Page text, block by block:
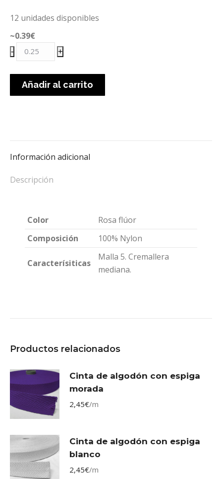
12 unidades disponibles
~0.39€
Cremallera
M5
rosa
flúor
cantidad
- +
Añadir al carrito
Información adicional
Descripción
Color
Rosa flúor
Composición
100% Nylon
Caracterísiticas
Malla 5. Cremallera
mediana.
Productos relacionados
Cinta de algodón con espiga
morada
2,45€/m
Cinta de algodón con espiga
blanco
2,45€/m